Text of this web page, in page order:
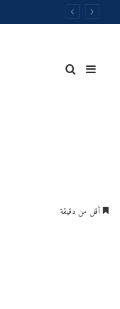
بحثإضافة
أقل من دقيقة